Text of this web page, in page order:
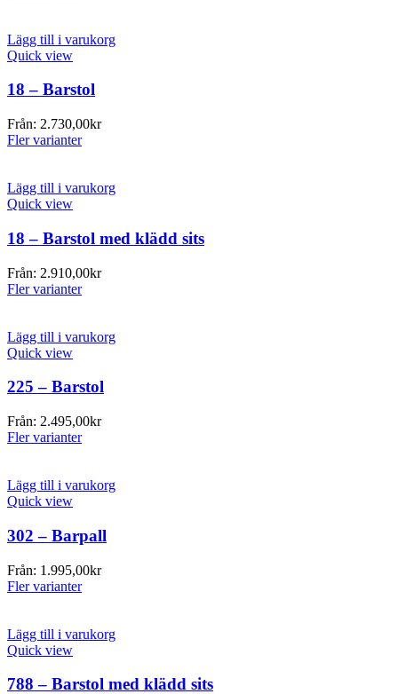
Lägg till i varukorg
Quick view
18 – Barstol
Från: 2.730,00kr
Fler varianter
Lägg till i varukorg
Quick view
18 – Barstol med klädd sits
Från: 2.910,00kr
Fler varianter
Lägg till i varukorg
Quick view
225 – Barstol
Från: 2.495,00kr
Fler varianter
Lägg till i varukorg
Quick view
302 – Barpall
Från: 1.995,00kr
Fler varianter
Lägg till i varukorg
Quick view
788 – Barstol med klädd sits